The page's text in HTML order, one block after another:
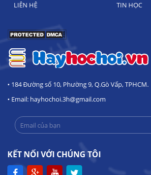
LIÊN HỆ TIN HỌC
• 184 Đường số 10, Phường 9, Q.Gò Vấp, TPHCM.
• Email: hayhochoi.3h@gmail.com
KẾT NỐI VỚI CHÚNG TÔI